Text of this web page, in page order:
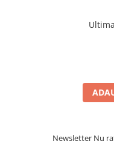
Newsletter Nu